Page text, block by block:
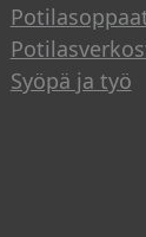
Syöpä ja työ